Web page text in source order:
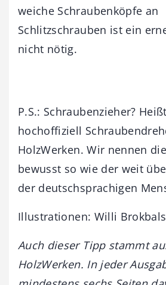
weiche Schraubenköpfe an
Schlitzschrauben ist ein
nicht nötig.
P.S.: Schraubenzieher?
hochoffiziell
HolzWerken. Wir nennen
bewusst so wie der weit
der deutschsprachigen
Illustrationen: Willi Brokbals
Auch dieser Tipp stammt
HolzWerken. In jeder